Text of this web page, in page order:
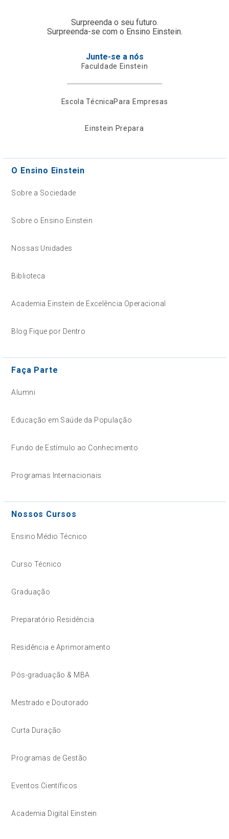
Surpreenda o seu futuro.
Surpreenda-se com o Ensino Einstein.
Junte-se a nós
Faculdade Einstein
Escola TécnicaPara Empresas
Einstein Prepara
O Ensino Einstein
Sobre a Sociedade
Sobre o Ensino Einstein
Nossas Unidades
Biblioteca
Academia Einstein de Excelência Operacional
Blog Fique por Dentro
Faça Parte
Alumni
Educação em Saúde da População
Fundo de Estímulo ao Conhecimento
Programas Internacionais
Nossos Cursos
Ensino Médio Técnico
Curso Técnico
Graduação
Preparatório Residência
Residência e Aprimoramento
Pós-graduação & MBA
Mestrado e Doutorado
Curta Duração
Programas de Gestão
Eventos Científicos
Academia Digital Einstein